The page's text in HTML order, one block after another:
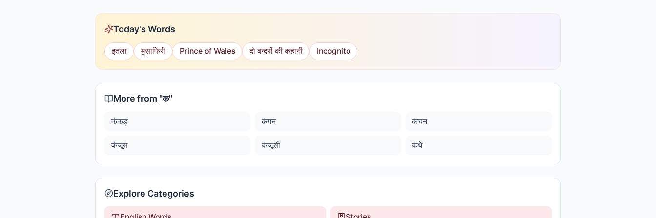
Today's Words
इतला मुसाफिरी Prince of Wales दो बन्दरों की कहानी Incognito
More from "क"
कंकड़ कंगन कंचन
कंजूस कंजूसी कंधे
Explore Categories